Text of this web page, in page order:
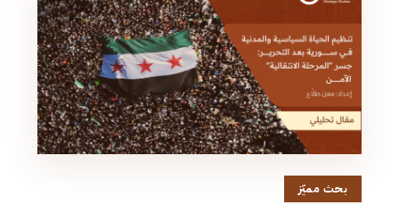
بحث مميّز